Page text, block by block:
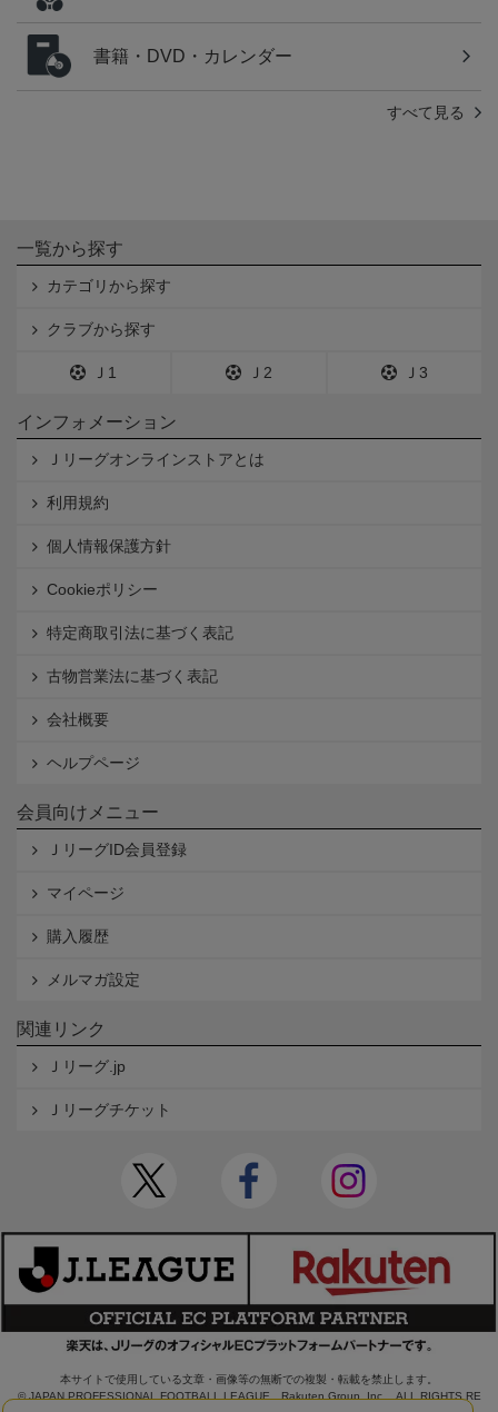
書籍・DVD・カレンダー
すべて見る
一覧から探す
カテゴリから探す
クラブから探す
Ｊ1 Ｊ2 Ｊ3
インフォメーション
Ｊリーグオンラインストアとは
利用規約
個人情報保護方針
Cookieポリシー
特定商取引法に基づく表記
古物営業法に基づく表記
会社概要
ヘルプページ
会員向けメニュー
ＪリーグID会員登録
マイページ
購入履歴
メルマガ設定
関連リンク
Ｊリーグ.jp
Ｊリーグチケット
本サイトで使用している文章・画像等の無断での複製・転載を禁止します。
© JAPAN PROFESSIONAL FOOTBALL LEAGUE Rakuten Group, Inc. ALL RIGHTS RE